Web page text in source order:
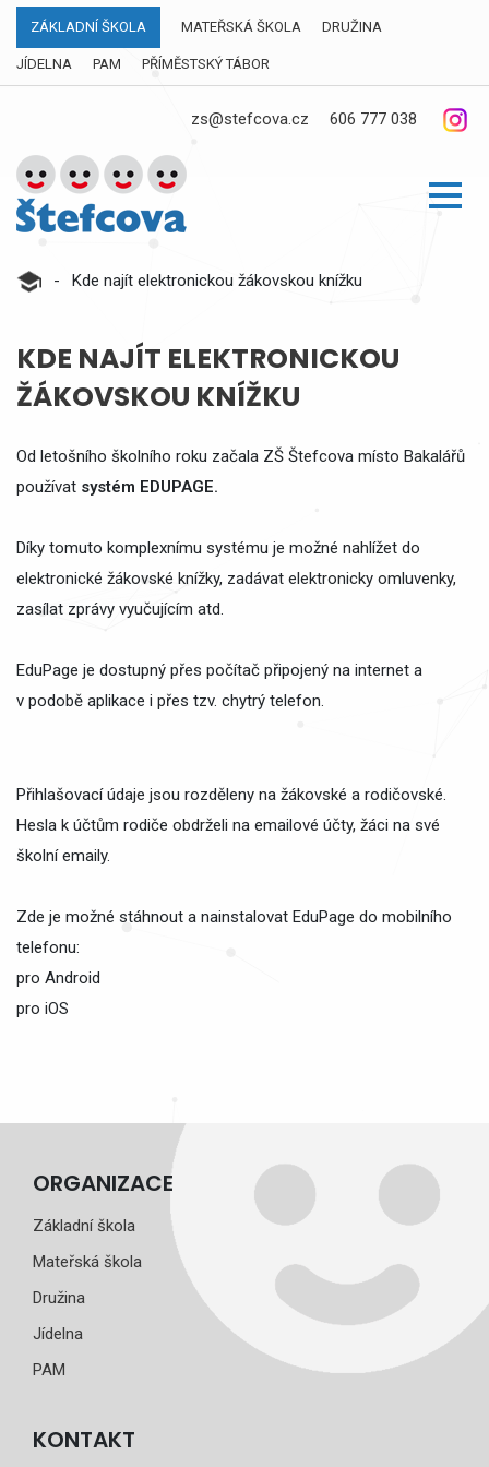
ZÁKLADNÍ ŠKOLA MATEŘSKÁ ŠKOLA DRUŽINA
JÍDELNA PAM PŘÍMĚSTSKÝ TÁBOR
zs@stefcova.cz 606 777 038
- Kde najít elektronickou žákovskou knížku
KDE NAJÍT ELEKTRONICKOU
ŽÁKOVSKOU KNÍŽKU
Od letošního školního roku začala ZŠ Štefcova místo Bakalářů
používat systém EDUPAGE.
Díky tomuto komplexnímu systému je možné nahlížet do
elektronické žákovské knížky, zadávat elektronicky omluvenky,
zasílat zprávy vyučujícím atd.
EduPage je dostupný přes počítač připojený na internet a
v podobě aplikace i přes tzv. chytrý telefon.
Přihlašovací údaje jsou rozděleny na žákovské a rodičovské.
Hesla k účtům rodiče obdrželi na emailové účty, žáci na své
školní emaily.
Zde je možné stáhnout a nainstalovat EduPage do mobilního
telefonu:
pro Android
pro iOS
ORGANIZACE
Základní škola
Mateřská škola
Družina
Jídelna
PAM
KONTAKT